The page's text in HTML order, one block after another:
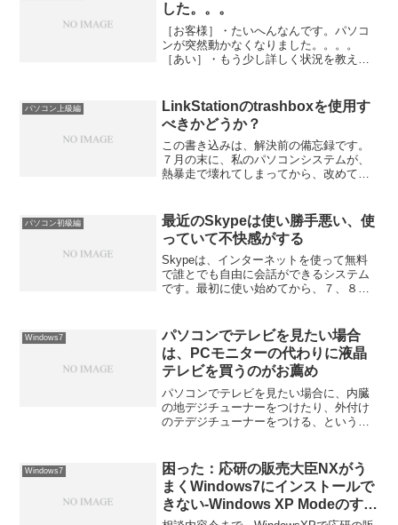
した。。。
［お客様］・たいへんなんです。パソコ
ンが突然動かなくなりました。。。。
［あい］・もう少し詳しく状況を教えて
画面で止まったまま、先に進まないんで
す。［あい］・昨日、最後に...
パソコン上級編
LinkStationのtrashboxを使用す
べきかどうか？
この書き込みは、解決前の備忘録です。
７月の末に、私のパソコンシステムが、
熱暴走で壊れてしまってから、改めて、
LinkStationのデータを、同じくBUFFARO
社製のTe...
パソコン初級編
最近のSkypeは使い勝手悪い、使
っていて不快感がする
Skypeは、インターネットを使って無料
で誰とでも自由に会話ができるシステム
です。最初に使い始めてから、７、８年
を開いて、ホームページの作成や運営の
相談をしていました...
Windows7
パソコンでテレビを見たい場合
は、PCモニターの代わりに液晶
テレビを買うのがお薦め
パソコンでテレビを見たい場合に、内臓
の地デジチューナーをつけたり、外付け
のテデジチューナーをつける、というの
て、パソコンでテレビが見れます、とい
うのを売り文句にしている...
Windows7
困った：応研の販売大臣NXがう
まくWindows7にインストールで
きない-Windows XP Modeのすす
め